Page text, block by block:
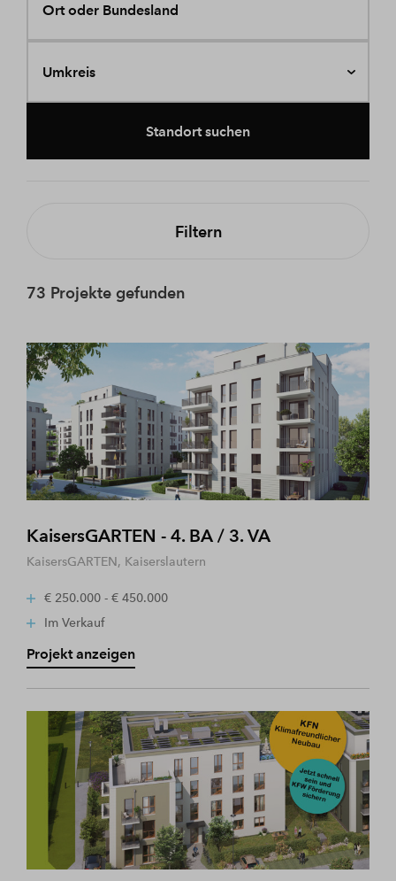
Ort oder Bundesland
Umkreis
Standort suchen
Filtern
73 Projekte gefunden
KaisersGARTEN - 4. BA / 3. VA
KaisersGARTEN, Kaiserslautern
€ 250.000 - € 450.000
Im Verkauf
Projekt anzeigen